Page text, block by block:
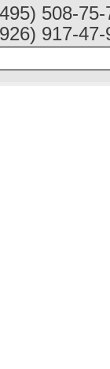
508-75-
917-47-